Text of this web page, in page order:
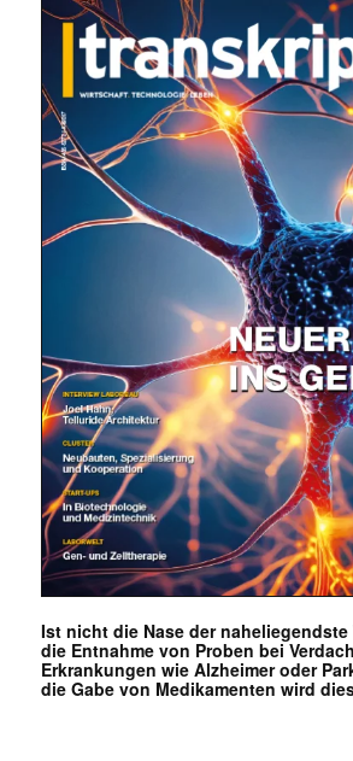
Ist nicht die Nase der naheliegendste
die Entnahme von Proben bei
Erkrankungen wie Alzheimer oder
die Gabe von Medikamenten wird